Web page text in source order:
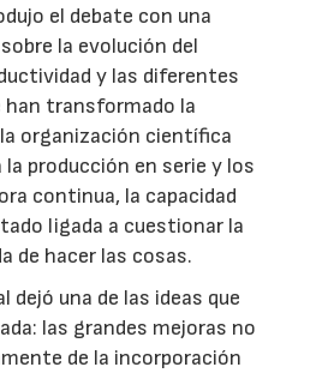
el debate con una
la evolución del
y las diferentes
han transformado la
organización científica
producción en serie y los
continua, la capacidad
ligada a cuestionar la
de hacer las cosas.
dejó una de las ideas que
las grandes mejoras no
de la incorporación